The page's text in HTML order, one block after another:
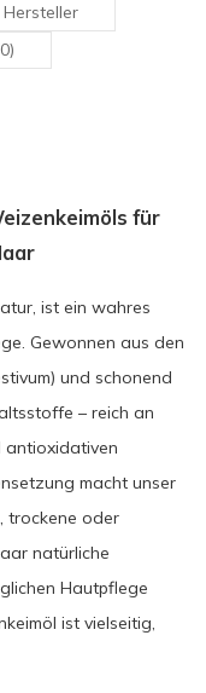
Hersteller
für
ist ein wahres
Gewonnen aus den
und schonend
– reich an
antioxidativen
macht unser
trockene oder
natürliche
Hautpflege
ist vielseitig,